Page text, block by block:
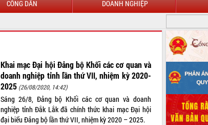
CÔNG DÂN DOANH NGHIỆP
Khai mạc Đại hội Đảng bộ Khối các cơ quan và
doanh nghiệp tỉnh lần thứ VII, nhiệm kỳ 2020-
2025 (26/08/2020, 14:42)
Sáng 26/8, Đảng bộ Khối các cơ quan và doanh
nghiệp tỉnh Đắk Lắk đã chính thức khai mạc Đại hội
đại biểu Đảng bộ lần thứ VII, nhiệm kỳ 2020 – 2025.